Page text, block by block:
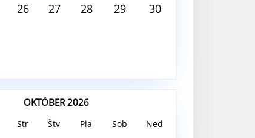
26 27 28 29 30
OKTÓBER 2026
Str Štv Pia Sob Ned